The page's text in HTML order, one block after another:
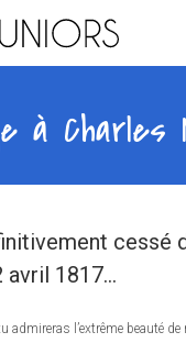
à
cessé
avril 1817…
admireras l’extrême beauté